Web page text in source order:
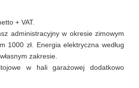
+ VAT.
administracyjny w okresie zimowym
1000 zł. Energia elektryczna według
zakresie.
w hali garażowej dodatkowo